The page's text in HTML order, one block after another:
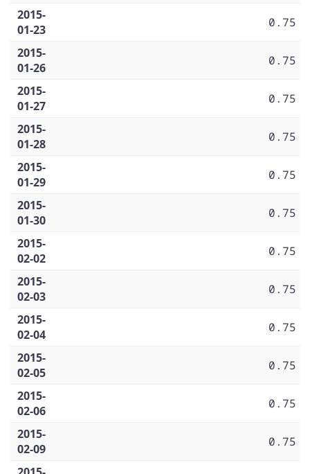
2015-
01-23
0.75
2015-
01-26
0.75
2015-
01-27
0.75
2015-
01-28
0.75
2015-
01-29
0.75
2015-
01-30
0.75
2015-
02-02
0.75
2015-
02-03
0.75
2015-
02-04
0.75
2015-
02-05
0.75
2015-
02-06
0.75
2015-
02-09
0.75